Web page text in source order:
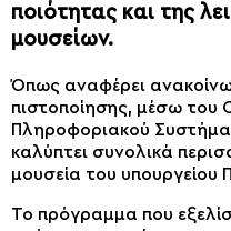
ποιότητας και της
μουσείων.
Όπως αναφέρει
πιστοποίησης, μέσω του
Πληροφοριακού
καλύπτει συνολικά
μουσεία του υπουργείου
Το πρόγραμμα που